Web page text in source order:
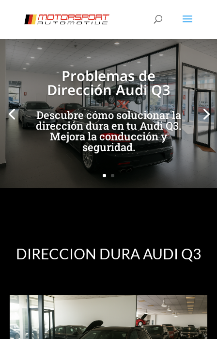
Problemas de
Dirección Audi Q3
Descubre cómo solucionar la
dirección dura en tu Audi Q3.
Mejora la conducción y
seguridad.
[/et_pb_slide] [/et_pb_slide]
DIRECCION DURA AUDI Q3